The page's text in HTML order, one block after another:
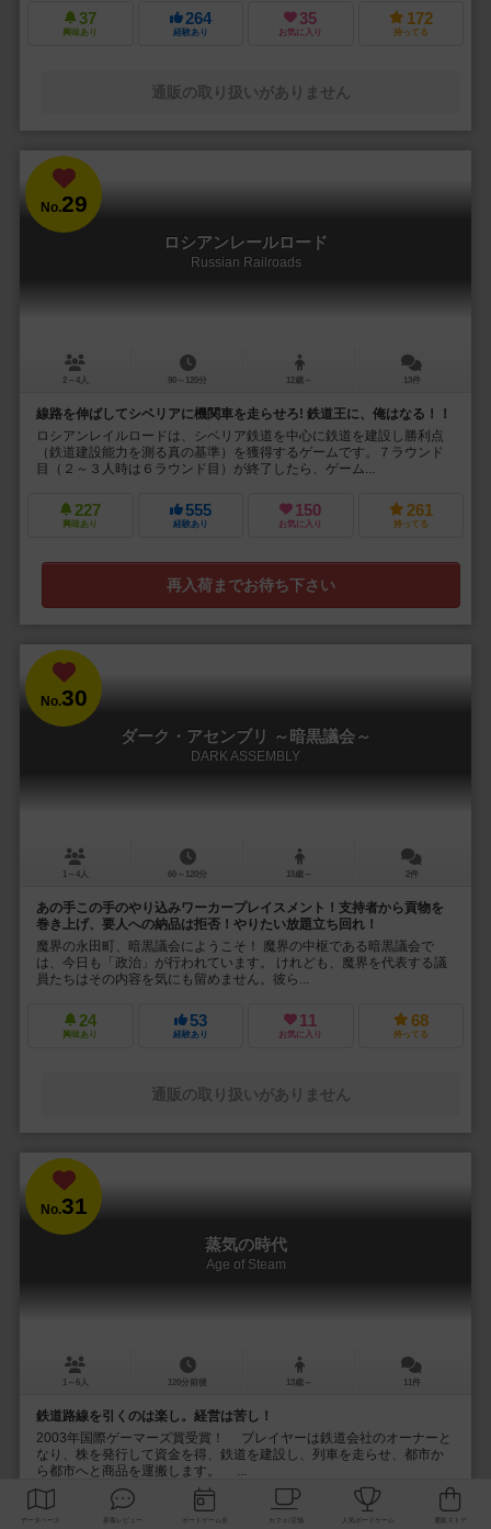
37
興味あり
264
経験あり
35
お気に入り
172
持ってる
通販の取り扱いがありません
No.29
ロシアンレールロード
Russian Railroads
2～4人 90～120分 12歳～ 13件
線路を伸ばしてシベリアに機関車を走らせろ! 鉄道王に、俺はなる！！
ロシアンレイルロードは、シベリア鉄道を中心に鉄道を建設し勝利点
（鉄道建設能力を測る真の基準）を獲得するゲームです。７ラウンド
目（２～３人時は６ラウンド目）が終了したら、ゲーム...
227
興味あり
555
経験あり
150
お気に入り
261
持ってる
再入荷までお待ち下さい
No.30
ダーク・アセンブリ ～暗黒議会～
DARK ASSEMBLY
1～4人 60～120分 15歳～ 2件
あの手この手のやり込みワーカープレイスメント！支持者から貢物を
巻き上げ、要人への納品は拒否！やりたい放題立ち回れ！
魔界の永田町、暗黒議会にようこそ！ 魔界の中枢である暗黒議会で
は、今日も「政治」が行われています。 けれども、魔界を代表する議
員たちはその内容を気にも留めません。彼ら...
24
興味あり
53
経験あり
11
お気に入り
68
持ってる
通販の取り扱いがありません
No.31
蒸気の時代
Age of Steam
1～6人 120分前後 13歳～ 11件
鉄道路線を引くのは楽し。経営は苦し！
2003年国際ゲーマーズ賞受賞！ プレイヤーは鉄道会社のオーナーと
なり、株を発行して資金を得、鉄道を建設し、列車を走らせ、都市か
ら都市へと商品を運搬します。 ...
544 153